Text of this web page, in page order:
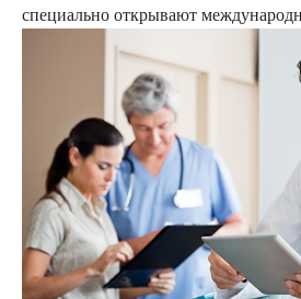
специально открывают